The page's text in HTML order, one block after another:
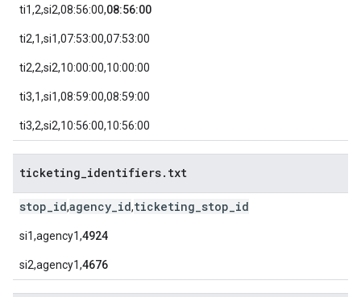
ti1,2,si2,08:56:00,08:56:00
ti2,1,si1,07:53:00,07:53:00
ti2,2,si2,10:00:00,10:00:00
ti3,1,si1,08:59:00,08:59:00
ti3,2,si2,10:56:00,10:56:00
ticketing identifiers. txt
stop_id,agency_id,ticketing_stop_id
si1,agency1,4924
si2,agency1,4676